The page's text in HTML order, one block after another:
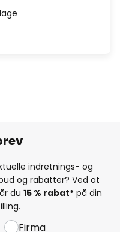
indretnings- og
og rabatter? Ved at
du 15 % rabat* på din
Firma